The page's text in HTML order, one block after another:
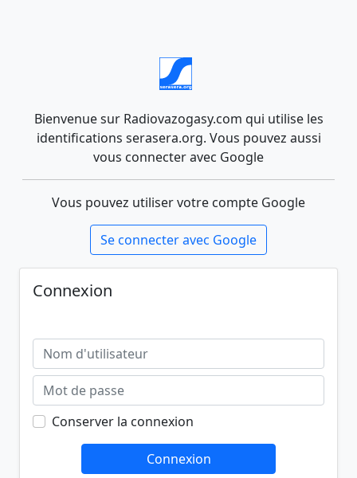
Bienvenue sur Radiovazogasy.com qui utilise les
identifications serasera.org. Vous pouvez aussi
vous connecter avec Google
Vous pouvez utiliser votre compte Google
Se connecter avec Google
Connexion
Conserver la connexion
Connexion